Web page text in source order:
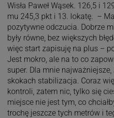
Wisła Paweł Wąsek. 126,5 i
mu 245,3 pkt i 13. lokatę. –
pozytywne odczucia. Dobrze
były równe, bez większych
więc start zapisuję na plus –
Jest mokro, ale na to co
super. Dla mnie
skokach stabilizacja. Coraz
kontroli, zatem nic, tylko się
miejsce nie jest tym, co
trochę jeszcze tych metrów i